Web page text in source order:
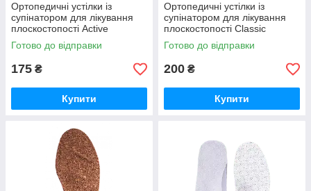
Ортопедичні устілки із
супінатором для лікування
плоскостопості Active
Туреччина 4Rest Orto Форест
Орто 20-901 29/30
Готово до відправки
175 ₴
Купити
Ортопедичні устілки із
супінатором для лікування
плоскостопості Classic
Туреччина 4Rest Orto Форест
Орто 29/30
Готово до відправки
200 ₴
Купити